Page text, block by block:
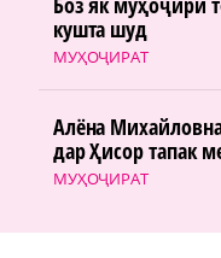
МУҲОҶИРАТ
кушта шуд
МУҲОҶИРАТ
Алёна
дар Ҳисор тапак